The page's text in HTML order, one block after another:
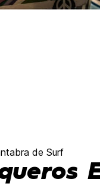
de Surf